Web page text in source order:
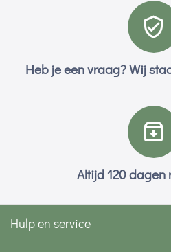
Heb je een vraag? Wij
Altijd 120 dagen
Hulp en service